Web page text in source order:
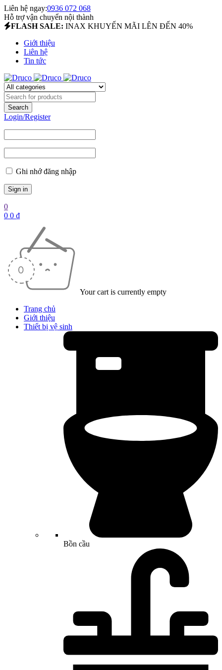
Liên hệ ngay:0936 072 068
Hỗ trợ vận chuyển nội thành
FLASH SALE: INAX KHUYẾN MÃI LÊN ĐẾN 40%
Giới thiệu
Liên hệ
Tin tức
Login/Register
Ghi nhớ đăng nhập
0
0 0 ₫
Your cart is currently empty
Trang chủ
Giới thiệu
Thiết bị vệ sinh
Bồn cầu